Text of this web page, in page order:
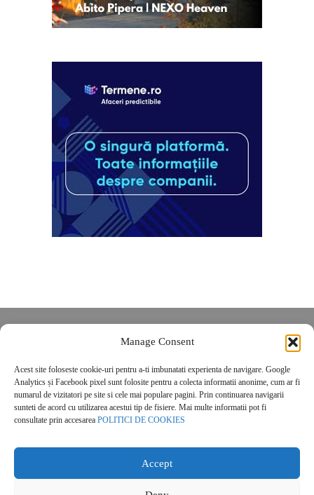
Manage Consent
Acest site foloseste cookie-uri pentru a-ti imbunatati experienta de navigare. Google
Analytics și Facebook pixel sunt folosite pentru a colecta informatii anonime, cum ar fi
numarul de vizitatori pe site si cele mai populare pagini. Prin continuarea navigarii
sunteti de acord cu utilizarea acestui tip de fisiere. Mai multe informatii pot fi
consultate prin accesarea POLITICI DE COOKIES
Accept
POLITICĂ DE CONFIDENȚIALITATE
Politica de cookies